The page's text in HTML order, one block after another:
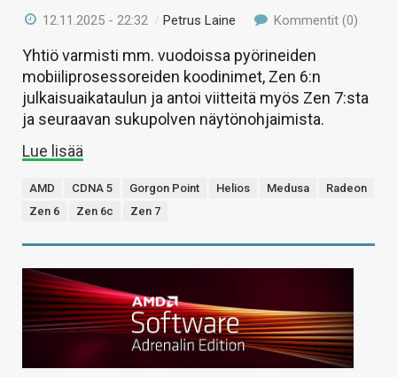
12.11.2025 - 22:32 /Petrus Laine Kommentit (0)
Yhtiö varmisti mm. vuodoissa pyörineiden
mobiiliprosessoreiden koodinimet, Zen 6:n
julkaisuaikataulun ja antoi viitteitä myös Zen 7:sta
ja seuraavan sukupolven näytönohjaimista.
Lue lisää
AMD CDNA 5 Gorgon Point Helios Medusa
Radeon
Zen 6
Zen 6c Zen 7